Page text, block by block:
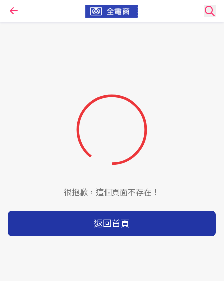
很抱歉，這個頁面不存在！
返回首頁